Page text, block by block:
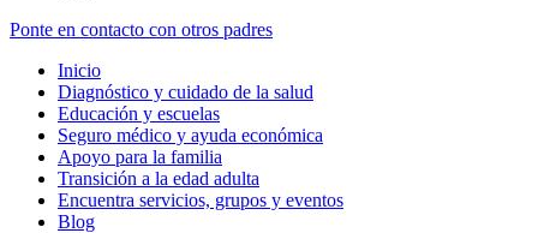
Ponte en contacto con otros padres
Inicio
Diagnóstico y cuidado de la salud
Educación y escuelas
Seguro médico y ayuda económica
Apoyo para la familia
Transición a la edad adulta
Encuentra servicios, grupos y eventos
Blog